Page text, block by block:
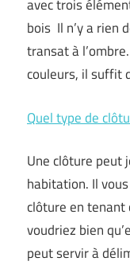
avec trois
bois Il n’y a rien
transat à
couleurs, il suffit
Quel type de
Une clôture peut
habitation. Il
clôture en tenant
voudriez bien
peut servir à